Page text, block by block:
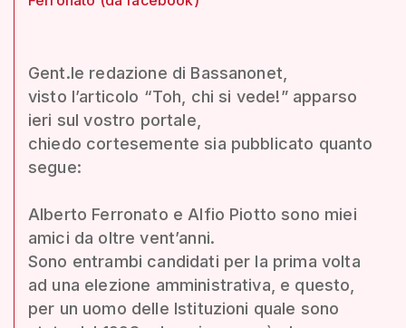
Gent.le redazione di Bassanonet,
visto l’articolo “Toh, chi si vede!” apparso
ieri sul vostro portale,
chiedo cortesemente sia pubblicato quanto
segue:
Alberto Ferronato e Alfio Piotto sono miei
amici da oltre vent’anni.
Sono entrambi candidati per la prima volta
ad una elezione amministrativa, e questo,
per un uomo delle Istituzioni quale sono